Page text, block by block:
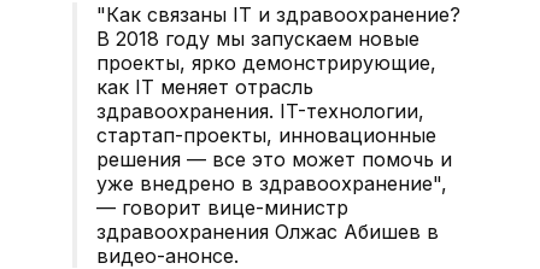
"Как связаны IT и здравоохранение?
В 2018 году мы запускаем новые
проекты, ярко демонстрирующие,
как IT меняет отрасль
здравоохранения. IT-технологии,
стартап-проекты, инновационные
решения — все это может помочь и
уже внедрено в здравоохранение",
— говорит вице-министр
здравоохранения Олжас Абишев в
видео-анонсе.